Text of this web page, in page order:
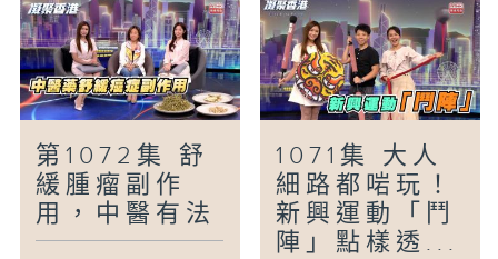
第1072集 舒
緩腫瘤副作
用，中醫有法
1071集 大人
細路都啱玩！
新興運動「鬥
陣」點樣透...